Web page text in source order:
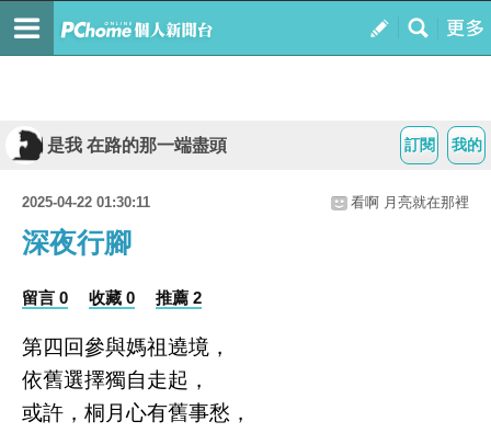
我的
訂閱
是我 在路的那一端盡頭
2025-04-22 01:30:11 看啊 月亮就在那裡
深夜行腳
留言 0 收藏 0 推薦 2
第四回參與媽祖遶境，
依舊選擇獨自走起，
或許，桐月心有舊事愁，